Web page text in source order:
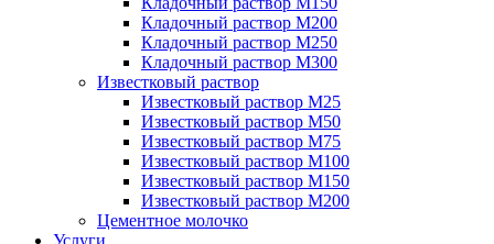
Кладочный раствор М200
Кладочный раствор М250
Кладочный раствор М300
Известковый раствор
Известковый раствор М25
Известковый раствор М50
Известковый раствор М75
Известковый раствор М100
Известковый раствор М150
Известковый раствор М200
Цементное молочко
Услуги